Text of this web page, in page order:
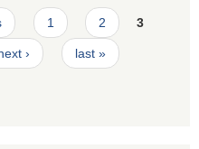
1 2 3
› last »